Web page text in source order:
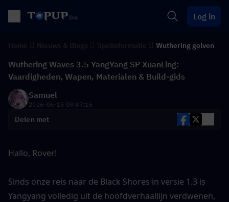
Log in
Wuthering golven
Wuthering Waves 3.5 YangYang SP XuanLing:
Vaardigheden, Wapen, Materialen & Build-gids
Samuel
2026-06-15 09:47:16
Delen met
Hallo, Rover!
Sinds onze reis naar de Black Shores in versie 1.3 is
Yangyang volledig uit de hoofdverhaallijn verdwenen,